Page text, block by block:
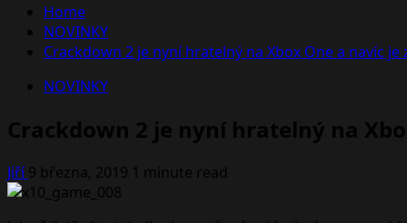
Home
NOVINKY
Crackdown 2 je nyní hratelný na Xbox One a navíc je
NOVINKY
Crackdown 2 je nyní hratelný na
Jiří9 března, 2019 1 minute read